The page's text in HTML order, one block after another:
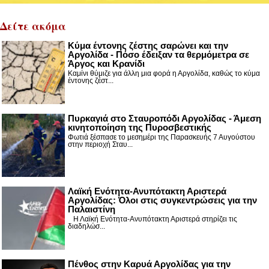
Δείτε ακόμα
Κύμα έντονης ζέστης σαρώνει και την
Αργολίδα - Πόσο έδειξαν τα θερμόμετρα σε
Άργος και Κρανίδι
Καμίνι θύμιζε για άλλη μια φορά η Αργολίδα, καθώς το κύμα
έντονης ζέστ...
Πυρκαγιά στο Σταυροπόδι Αργολίδας - Άμεση
κινητοποίηση της Πυροσβεστικής
Φωτιά ξέσπασε το μεσημέρι της Παρασκευής 7 Αυγούστου
στην περιοχή Σταυ...
Λαϊκή Ενότητα-Ανυπότακτη Αριστερά
Αργολίδας: Όλοι στις συγκεντρώσεις για την
Παλαιστίνη
Η Λαϊκή Ενότητα-Ανυπότακτη Αριστερά στηρίζει τις
διαδηλώσ...
Πένθος στην Καρυά Αργολίδας για την